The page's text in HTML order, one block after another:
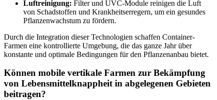
Luftreinigung: Filter und UVC-Module reinigen die Luft
von Schadstoffen und Krankheitserregern, um ein gesundes
Pflanzenwachstum zu fördern.
Durch die Integration dieser Technologien schaffen Container-
Farmen eine kontrollierte Umgebung, die das ganze Jahr über
konstante und optimale Bedingungen für den Pflanzenanbau bietet.
Können mobile vertikale Farmen zur Bekämpfung
von Lebensmittelknappheit in abgelegenen Gebieten
beitragen?